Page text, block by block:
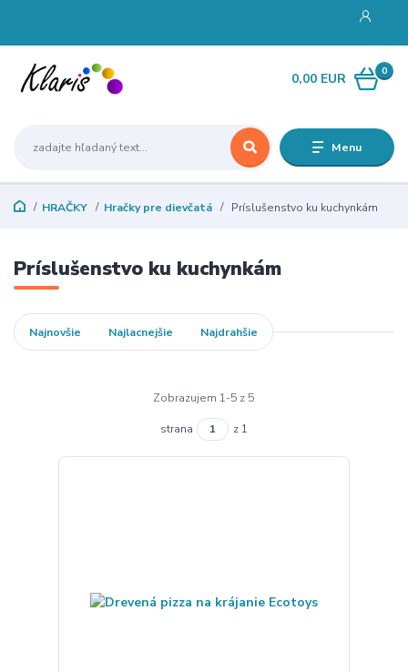
Menu
0
0,00 EUR
HRAČKY Hračky pre dievčatá Príslušenstvo ku kuchynkám
Príslušenstvo ku kuchynkám
Najnovšie Najlacnejšie Najdrahšie
Zobrazujem 1-5 z 5
strana z 1